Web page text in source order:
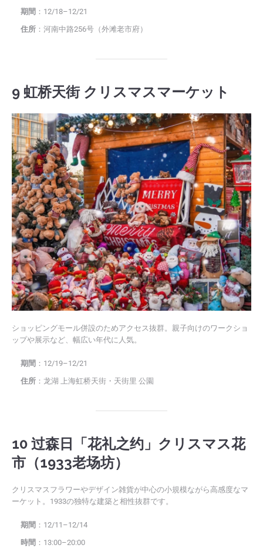
期間 ：12/18–12/21
住所 ：河南中路256号（外滩老市府）
9 虹桥天街 クリスマスマーケット
ショッピングモール併設のためアクセス抜群。親子向けのワークショ
ップや展示など、幅広い年代に人気。
期間 ：12/19–12/21
住所 ：龙湖 上海虹桥天街・天街里 公園
10 过森日「花礼之约」クリスマス花
市（1933老场坊）
クリスマスフラワーやデザイン雑貨が中心の小規模ながら高感度なマ
ーケット。1933の独特な建築と相性抜群です。
期間 ：12/11–12/14
時間 ：13:00–20:00